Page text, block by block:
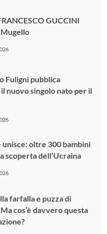
GUCCINI
Fuligni pubblica
il nuovo singolo nato per il
unisce: oltre 300 bambini
scoperta dell’Ucraina
farfalla e puzza di
cos’è davvero questa